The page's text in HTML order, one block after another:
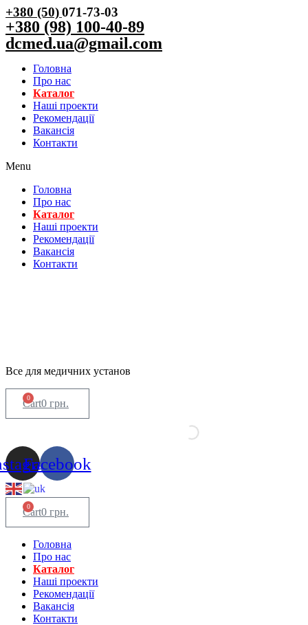
+380 (50)071-73-03
+380 (98) 100-40-89
dcmed.ua@gmail.com
Головна
Про нас
Каталог
Нашi проекти
Рекомендації
Вакансiя
Контакти
Menu
Головна
Про нас
Каталог
Нашi проекти
Рекомендації
Вакансiя
Контакти
Все для медичних установ
0 грн.
0
Cart
Facebook
0 грн.
0
Cart
Головна
Про нас
Каталог
Нашi проекти
Рекомендації
Вакансiя
Контакти